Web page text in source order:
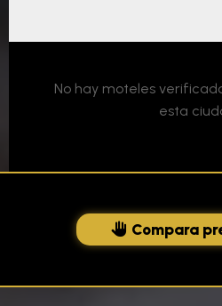
No hay moteles
esta
Compara